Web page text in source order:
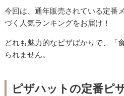
今回は、通年販売されている定番
づく人気ランキングをお届け！
どれも魅力的なピザばかりで、「
られません。
ピザハットの定番ピ